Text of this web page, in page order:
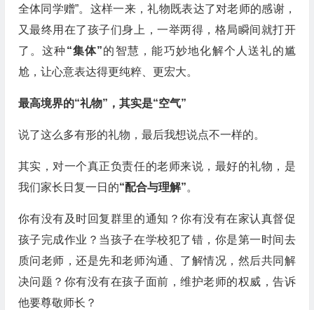
全体同学赠”。这样一来，礼物既表达了对老师的感谢，
又最终用在了孩子们身上，一举两得，格局瞬间就打开
了。这种 “集体”的智慧，能巧妙地化解个人送礼的尴
尬，让心意表达得更纯粹、更宏大。
最高境界的“礼物”，其实是“空气”
说了这么多有形的礼物，最后我想说点不一样的。
其实，对一个真正负责任的老师来说，最好的礼物，是
我们家长日复一日的“配合与理解”。
你有没有及时回复群里的通知？你有没有在家认真督促
孩子完成作业？当孩子在学校犯了错，你是第一时间去
质问老师，还是先和老师沟通、了解情况，然后共同解
决问题？你有没有在孩子面前，维护老师的权威，告诉
他要尊敬师长？